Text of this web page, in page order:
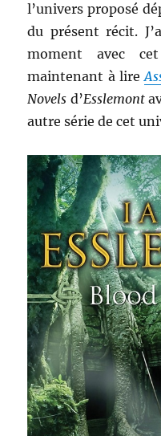
l’univers proposé
du présent récit.
moment avec
maintenant à lire
Novels d’Esslemont
autre série de cet